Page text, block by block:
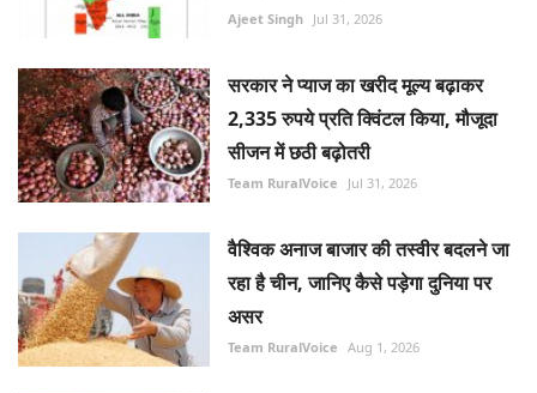
Ajeet Singh Jul 31, 2026
सरकार ने प्याज का खरीद मूल्य बढ़ाकर
2,335 रुपये प्रति क्विंटल किया, मौजूदा
सीजन में छठी बढ़ोतरी
Team RuralVoice Jul 31, 2026
वैश्विक अनाज बाजार की तस्वीर बदलने जा
रहा है चीन, जानिए कैसे पड़ेगा दुनिया पर
असर
Team RuralVoice Aug 1, 2026